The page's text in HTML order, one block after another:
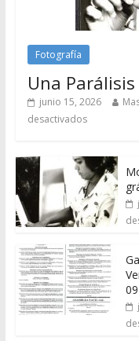
Fotografía
Una
junio 15, 2026
desactivados